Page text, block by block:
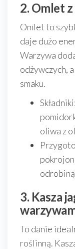
2. Omlet
Omlet to
daje dużo
Warzywa
odżywczych,
smaku.
oliwa z
3. Kasza
To danie
roślinną.